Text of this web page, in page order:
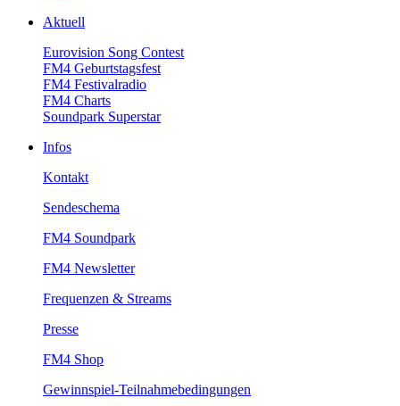
Aktuell
EurovisionSongContest
FM4Geburtstagsfest
FM4Festivalradio
FM4Charts
SoundparkSuperstar
Infos
Kontakt
Sendeschema
FM4Soundpark
FM4Newsletter
Frequenzen&Streams
Presse
FM4Shop
Gewinnspiel-Teilnahmebedingungen